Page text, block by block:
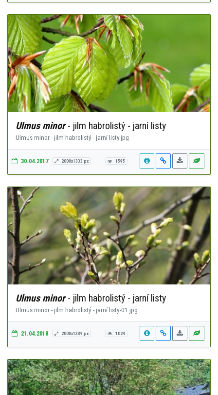
Ulmus minor- jilm habrolistý - jarní listy
Ulmus minor - jilm habrolistý - jarní listy.jpg
30.04.2017 2000x1333 px 1595
Ulmus minor- jilm habrolistý - jarní listy
Ulmus minor - jilm habrolistý - jarní listy-01.jpg
21.04.2018 2000x1339 px 1024